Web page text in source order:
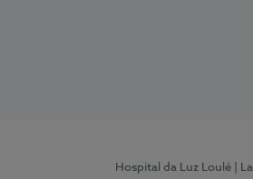
Hospital da Luz Loulé |